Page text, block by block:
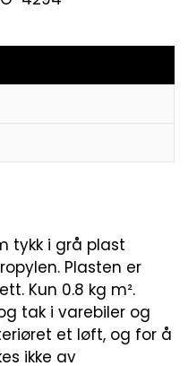
tykk i grå plast
Plasten er
Kun 0.8 kg m².
tak i varebiler og
et løft, og for å
ikke av